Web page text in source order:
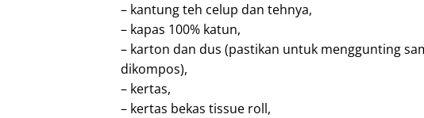
– kantung teh celup dan tehnya,
– kapas 100% katun,
– karton dan dus (pastikan untuk menggunting
dikompos),
– kertas,
– kertas bekas tissue roll,